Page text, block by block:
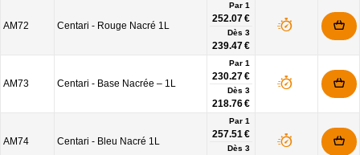
AM72 Centari - Rouge Nacré 1L
Par 1
252.07 €
Dès 3
239.47 €
AM73 Centari - Base Nacrée – 1L
Par 1
230.27 €
Dès 3
218.76 €
AM74 Centari - Bleu Nacré 1L
Par 1
257.51 €
Dès 3